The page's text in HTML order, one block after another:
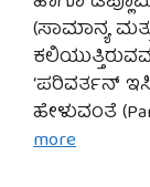
(ಸಾಮಾನ್ಯ
‘ಪರಿವರ್ತನ್
ಹೇಳುವಂತೆ
more